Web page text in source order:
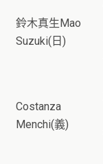
鈴木真生Mao
Suzuki(日)
Costanza
Menchi(義)